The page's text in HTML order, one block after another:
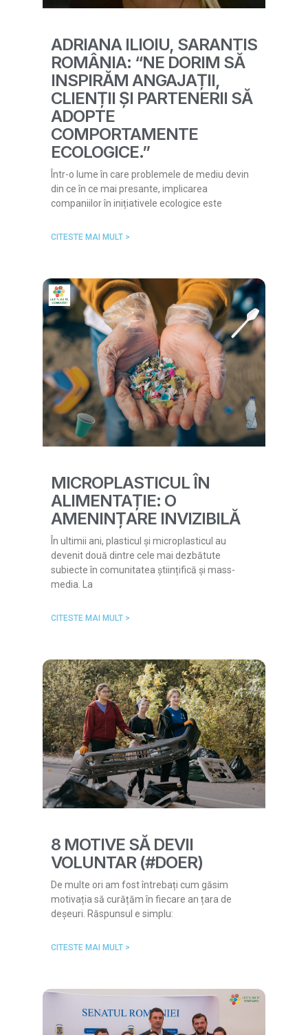
ADRIANA ILIOIU, SARANTIS
ROMÂNIA: “NE DORIM SĂ
INSPIRĂM ANGAJAȚII,
CLIENȚII ȘI PARTENERII SĂ
ADOPTE
COMPORTAMENTE
ECOLOGICE.”
Într-o lume în care problemele de mediu devin
din ce în ce mai presante, implicarea
companiilor în inițiativele ecologice este
CITESTE MAI MULT >
MICROPLASTICUL ÎN
ALIMENTAȚIE: O
AMENINȚARE INVIZIBILĂ
În ultimii ani, plasticul și microplasticul au
devenit două dintre cele mai dezbătute
subiecte în comunitatea științifică și mass-
media. La
CITESTE MAI MULT >
8 MOTIVE SĂ DEVII
VOLUNTAR (#DOER)
De multe ori am fost întrebați cum găsim
motivația să curățăm în fiecare an țara de
deșeuri. Răspunsul e simplu:
CITESTE MAI MULT >